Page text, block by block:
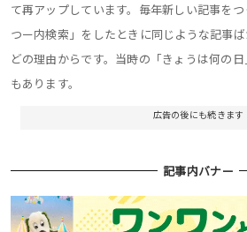
て再アップしています。毎年新しい記事を
つー内検索」をしたときに同じような記事
どの理由からです。当時の「きょうは何の
もあります。
広告の後にも続きます
記事内バナー